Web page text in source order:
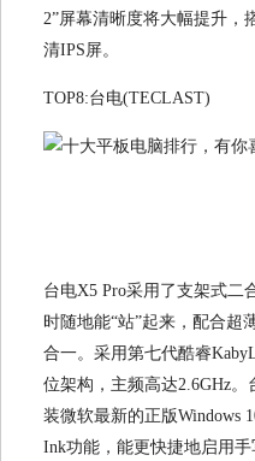
2”屏幕清晰度将大幅提升，
清IPS屏。
TOP8:台电(TECLAST)
台电X5 Pro采用了支架式二
时随地能“站”起来，配合超
合一。采用第七代酷睿
位架构，主频高达2.6GHz
装微软最新的正版Windows
Ink功能，能更快捷地启用